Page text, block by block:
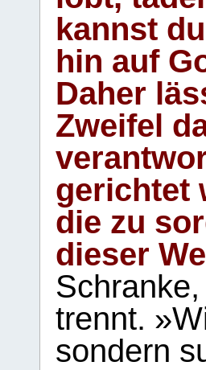
kannst
hin auf
Daher
Zweifel
gerichtet
die zu
dieser
trennt.
sondern